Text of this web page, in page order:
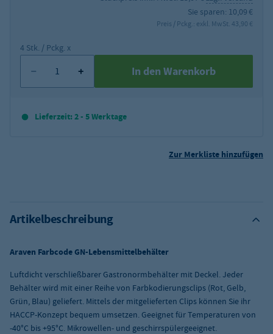
Sie sparen: 10,09 €
Preis / Pckg.: exkl. MwSt. 43,90 €
4 Stk. / Pckg. x
In den Warenkorb
Lieferzeit: 2 - 5 Werktage
Zur Merkliste hinzufügen
Artikelbeschreibung
Araven Farbcode GN-Lebensmittelbehälter
Luftdicht verschließbarer Gastronormbehälter mit Deckel. Jeder
Behälter wird mit einer Reihe von Farbkodierungsclips (Rot, Gelb,
Grün, Blau) geliefert. Mittels der mitgelieferten Clips können Sie ihr
HACCP-Konzept bequem umsetzen. Geeignet für Temperaturen von
-40°C bis +95°C. Mikrowellen- und geschirrspülergeeignet.